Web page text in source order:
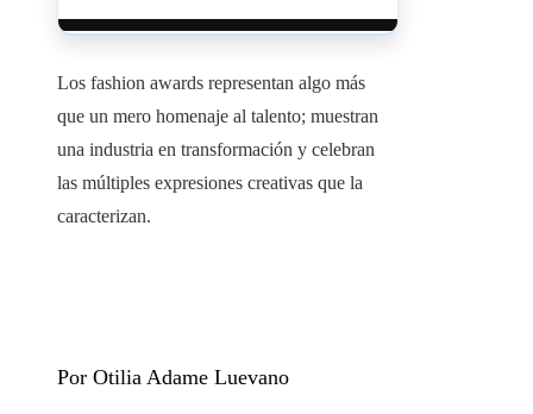
Los fashion awards representan algo más
que un mero homenaje al talento; muestran
una industria en transformación y celebran
las múltiples expresiones creativas que la
caracterizan.
Por Otilia Adame Luevano